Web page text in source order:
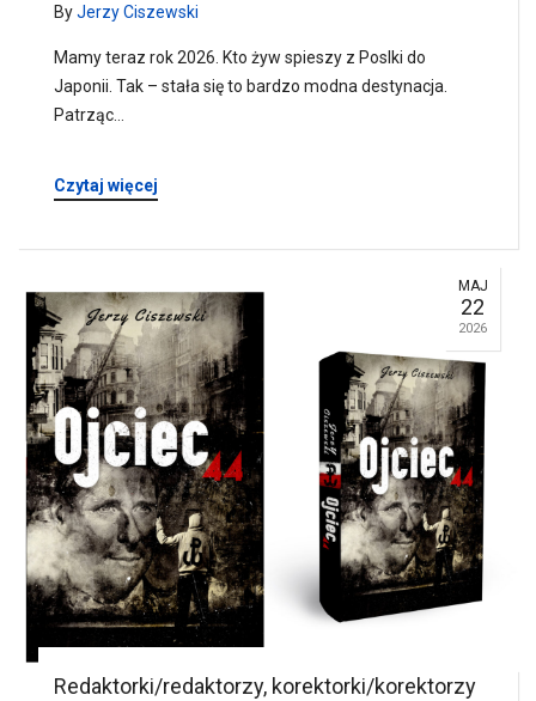
ByJerzy Ciszewski
Mamy teraz rok 2026. Kto żyw spieszy z Poslki do
Japonii. Tak – stała się to bardzo modna destynacja.
Patrząc…
Czytaj więcej
MAJ
22
2026
Redaktorki/redaktorzy, korektorki/korektorzy